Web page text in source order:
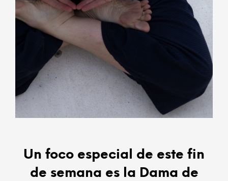
Un foco especial de este fin
de semana es la Dama de